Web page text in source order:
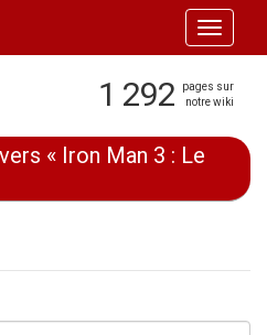
Toggle
1 292
pages sur
notre wiki
« Iron Man 3 : Le